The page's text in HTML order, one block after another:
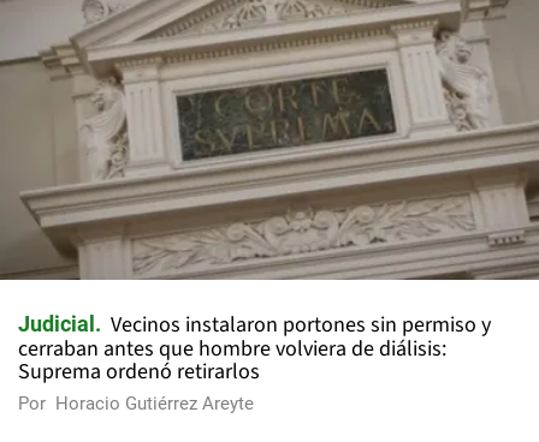
Judicial
Vecinos instalaron portones sin permiso y
cerraban antes que hombre volviera de diálisis:
Suprema ordenó retirarlos
Por Horacio Gutiérrez Areyte